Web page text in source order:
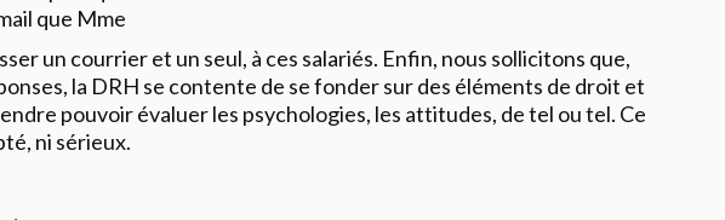
que Mme
un courrier et un seul, à ces salariés. Enfin, nous sollicitons que,
la DRH se contente de se fonder sur des éléments de droit et
pouvoir évaluer les psychologies, les attitudes, de tel ou tel. Ce
ni sérieux.